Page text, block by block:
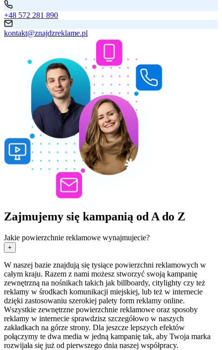
+48 572 281 890
kontakt@znajdzreklame.pl
Zajmujemy się kampanią od A do Z
Jakie powierzchnie reklamowe wynajmujecie?
+
W naszej bazie znajdują się tysiące powierzchni reklamowych w
całym kraju. Razem z nami możesz stworzyć swoją kampanię
zewnętrzną na nośnikach takich jak billboardy, citylighty czy też
reklamy w środkach komunikacji miejskiej, lub też w internecie
dzięki zastosowaniu szerokiej palety form reklamy online.
Wszystkie zewnętrzne powierzchnie reklamowe oraz sposoby
reklamy w internecie sprawdzisz szczegółowo w naszych
zakładkach na górze strony. Dla jeszcze lepszych efektów
połączymy te dwa media w jedną kampanię tak, aby Twoja marka
rozwijała się już od pierwszego dnia naszej współpracy.